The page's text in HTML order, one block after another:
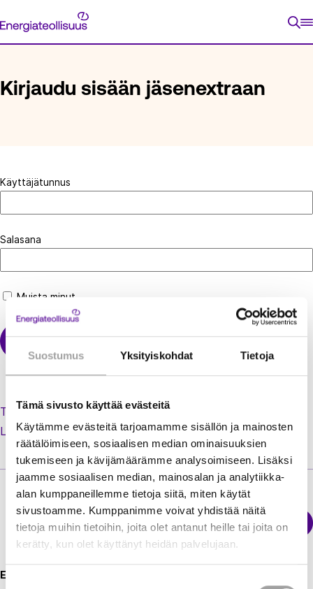
Suostumus Yksityiskohdat Tietoja
Tämä sivusto käyttää evästeitä
Käytämme evästeitä tarjoamamme sisällön ja mainosten
räätälöimiseen, sosiaalisen median ominaisuuksien
tukemiseen ja kävijämäärämme analysoimiseen. Lisäksi
jaamme sosiaalisen median, mainosalan ja analytiikka-
alan kumppaneillemme tietoja siitä, miten käytät
sivustoamme. Kumppanimme voivat yhdistää näitä
tietoja muihin tietoihin, joita olet antanut heille tai joita on
kerätty, kun olet käyttänyt heidän palvelujaan.
Suostumuksen
suoraan
Energiateollisuus
ETUSIVU
Kirjaudu sisään jäsenextraan
Käyttäjätunnus
Salasana
Muista minut
Tilaa uusi salasana unohtuneen tilalle
Luo käyttäjätili jäsenextraan
Energiateollisuus
Sähkökatkokartta
Energiateollisuus ry